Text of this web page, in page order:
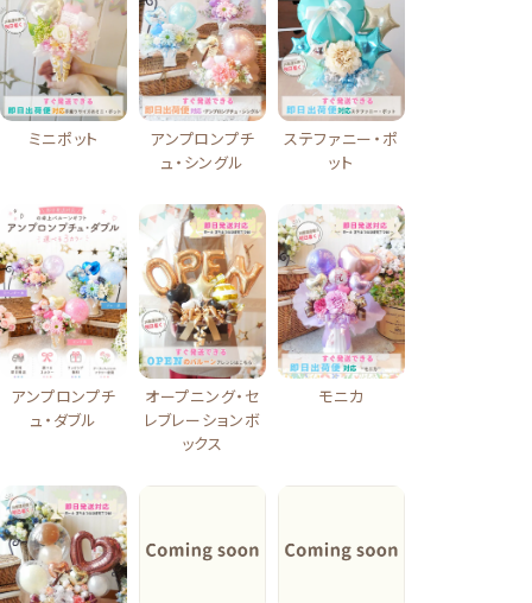
ミニポット
アンプロンプチ
ュ・シングル
ステファニー・ポ
ット
アンプロンプチ
ュ・ダブル
オープニング・セ
レブレーションボ
ックス
モニカ